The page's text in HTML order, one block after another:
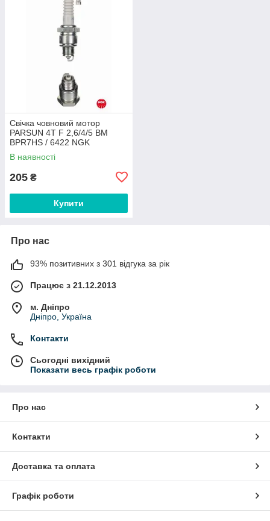
Свічка човновий мотор
PARSUN 4T F 2,6/4/5 BM
BPR7HS / 6422 NGK
В наявності
205 ₴
Купити
Про нас
93% позитивних з 301 відгука за рік
Працює з 21.12.2013
м. Дніпро
Дніпро, Україна
Контакти
Сьогодні вихідний
Показати весь графік роботи
Про нас
Контакти
Доставка та оплата
Графік роботи